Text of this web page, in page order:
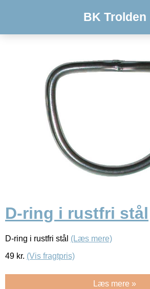
BK Trolden
D-ring i rustfri stål
D-ring i rustfri stål (Læs mere)
49 kr. (Vis fragtpris)
Læs mere »